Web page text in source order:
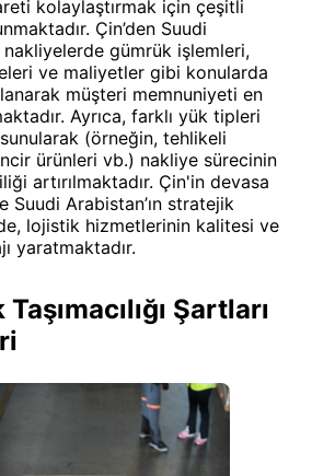
kolaylaştırmak için çeşitli
Çin’den Suudi
nakliyelerde gümrük işlemleri,
ve maliyetler gibi konularda
müşteri memnuniyeti en
Ayrıca, farklı yük tipleri
(örneğin, tehlikeli
ürünleri vb.) nakliye sürecinin
artırılmaktadır. Çin'in devasa
Suudi Arabistan’ın stratejik
lojistik hizmetlerinin kalitesi ve
yaratmaktadır.
Şartları